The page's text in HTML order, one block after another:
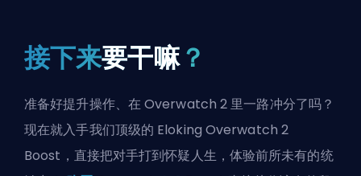
接下来要干嘛？
准备好提升操作、在 Overwatch 2 里一路冲分了吗？
现在就入手我们顶级的 Eloking Overwatch 2
Boost，直接把对手打到怀疑人生，体验前所未有的统